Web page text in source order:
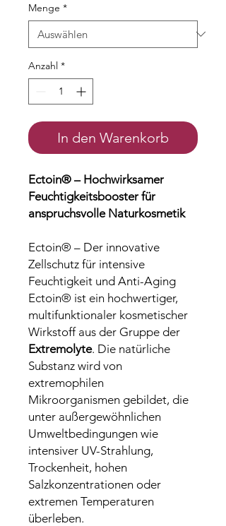
Menge *
Anzahl *
In den Warenkorb
Ectoin® – Hochwirksamer
Feuchtigkeitsbooster für
anspruchsvolle Naturkosmetik
Ectoin® – Der innovative
Zellschutz für intensive
Feuchtigkeit und Anti-Aging
Ectoin® ist ein hochwertiger,
multifunktionaler kosmetischer
Wirkstoff aus der Gruppe der
Extremolyte. Die natürliche
Substanz wird von
extremophilen
Mikroorganismen gebildet, die
unter außergewöhnlichen
Umweltbedingungen wie
intensiver UV-Strahlung,
Trockenheit, hohen
Salzkonzentrationen oder
extremen Temperaturen
überleben.